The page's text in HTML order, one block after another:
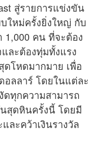
สู่รายการแข่งขัน
ใหม่ครั้งยิ่งใหญ่ กับ
1,000 คน ที่จะต้อง
ละต้องทุ่มทั้งแรง
โหดมากมาย เพื่อ
อลลาร์ โดยในแต่ละ
ทุกความสามารถ
สุดหินครั้งนี้ โดยมี
ละคว้าเงินรางวัล